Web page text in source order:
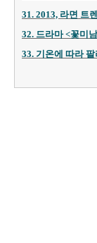
31. 2013, 라면 트
32. 드라마 <꽃미
33. 기온에 따라